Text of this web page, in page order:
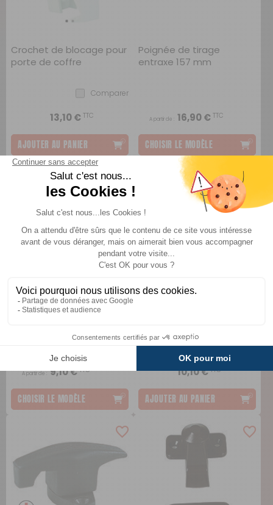
Crochet de blocage pour
porte de coffre
Comparer
13,10 €TTC
AJOUTER AU PANIER
Poignée de tirage
entraxe 157 mm
A partir de : 16,90 €TTC
CHOISIR LE MODÈLE
Grenouillère
cadenassable avec
A partir de : 9,10 €TTC
CHOISIR LE MODÈLE
Comparer
10,10 €TTC
AJOUTER AU PANIER